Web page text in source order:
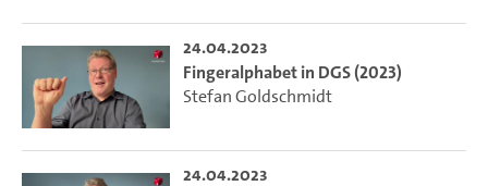
24.04.2023
Fingeralphabet in DGS (2023)
Stefan Goldschmidt
24.04.2023